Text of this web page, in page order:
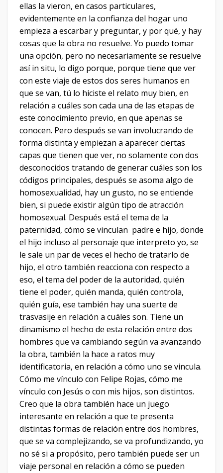
ellas la vieron, en casos particulares,
evidentemente en la confianza del hogar uno
empieza a escarbar y preguntar, y por qué, y hay
cosas que la obra no resuelve. Yo puedo tomar
una opción, pero no necesariamente se resuelve
así in situ, lo digo porque, porque tiene que ver
con este viaje de estos dos seres humanos en
que se van, tú lo hiciste el relato muy bien, en
relación a cuáles son cada una de las etapas de
este conocimiento previo, en que apenas se
conocen. Pero después se van involucrando de
forma distinta y empiezan a aparecer ciertas
capas que tienen que ver, no solamente con dos
desconocidos tratando de generar cuáles son los
códigos principales, después se asoma algo de
homosexualidad, hay un gusto, no se entiende
bien, si puede existir algún tipo de atracción
homosexual. Después está el tema de la
paternidad, cómo se vinculan padre e hijo, donde
el hijo incluso al personaje que interpreto yo, se
le sale un par de veces el hecho de tratarlo de
hijo, el otro también reacciona con respecto a
eso, el tema del poder de la autoridad, quién
tiene el poder, quién manda, quién controla,
quién guía, ese también hay una suerte de
trasvasije en relación a cuáles son. Tiene un
dinamismo el hecho de esta relación entre dos
hombres que va cambiando según va avanzando
la obra, también la hace a ratos muy
identificatoria, en relación a cómo uno se vincula.
Cómo me vínculo con Felipe Rojas, cómo me
vínculo con Jesús o con mis hijos, son distintos.
Creo que la obra también hace un juego
interesante en relación a que te presenta
distintas formas de relación entre dos hombres,
que se va complejizando, se va profundizando, yo
no sé si a propósito, pero también puede ser un
viaje personal en relación a cómo se pueden